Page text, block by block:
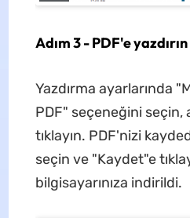
Adım 3 - PDF'e yazdırın
Yazdırma ayarlarında
PDF" seçeneğini seçin,
tıklayın. PDF'nizi
seçin ve "Kaydet"e
bilgisayarınıza indirildi.